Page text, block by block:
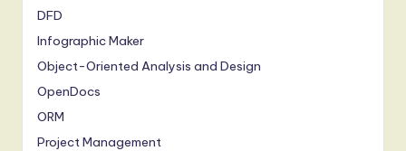
DFD
Infographic Maker
Object-Oriented Analysis and Design
OpenDocs
ORM
Project Management